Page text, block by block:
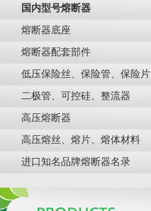
国内型号熔断器
熔断器底座
熔断器配套部件
低压保险丝、保险管、保险片
二极管、可控硅、整流器
高压熔断器
高压熔丝、熔片、熔体材料
进口知名品牌熔断器名录